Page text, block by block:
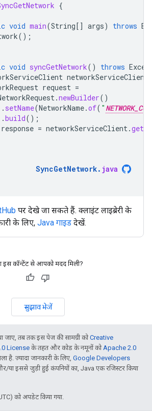
{
void main(String[] args) throws
();
void syncGetNetwork() throws
networkServiceClient
request =
.newBuilder()
. setName(NetworkName.of( "
.build();
response = networkServiceClient.
SyncGetNetwork. java
पर देखे जा सकते हैं. क्लाइंट लाइब्रेरी के
के लिए, Java गाइड देखें.
इस कॉन्टेंट से आपको मदद मिली?
सुझाव भेजें
तब तक इस पेज की सामग्री कोCreative
License के तहत और कोड के नमूनों कोApache 2.0
है. ज़्यादा जानकारी के लिए, Google Developers
इससे जुड़ी हुई कंपनियों का, Java एक रजिस्टर किया
को अपडेट किया गया.